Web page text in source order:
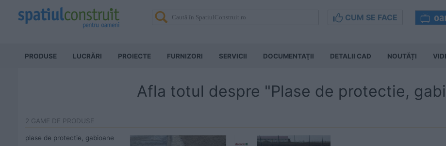
CUM SE FACE
PRODUSE LUCRĂRI PROIECTE FURNIZORI SERVICII DOCUMENTAŢII DETALII CAD NOUTĂȚI
Afla totul despre "Plase de protectie,
2 GAME DE PRODUSE
plase de protectie, gabioane